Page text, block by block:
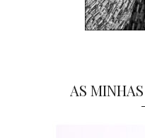
AS